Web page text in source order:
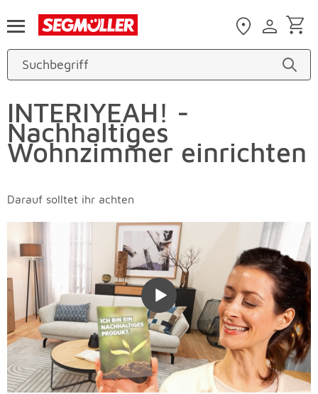
INTERIYEAH! -
Nachhaltiges
Wohnzimmer einrichten
Darauf solltet ihr achten